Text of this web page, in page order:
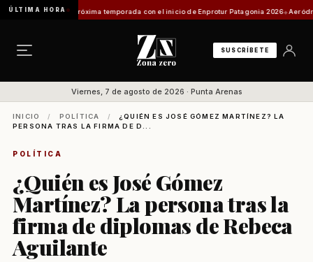
ÚLTIMA HORA
su próxima temporada con el inicio de Enprotur Patagonia 2026 Aeródromo de
SUSCRÍBETE
Viernes, 7 de agosto de 2026 · Punta Arenas
INICIO / POLÍTICA /
¿QUIÉN ES JOSÉ GÓMEZ MARTÍNEZ? LA
PERSONA TRAS LA FIRMA DE D...
POLÍTICA
¿Quién es José Gómez
Martínez? La persona tras la
firma de diplomas de Rebeca
Aguilante